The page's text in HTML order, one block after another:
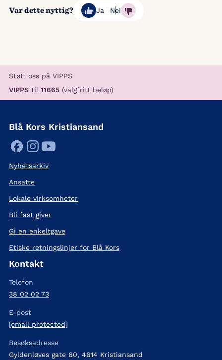
Var dette nyttig? Ja Nei
Støtt oss på VIPPS
VIPPS til 11665 (valgfritt beløp)
Blå Kors Kristiansand
Nyhetsarkiv
Ansatte
Lokale virksomheter
Bli fast giver
Gi en enkeltgave
Etiske retningslinjer for Blå Kors
Kontakt
Telefon
38 02 02 73
E-post
[email protected]
Besøksadresse
Gyldenløves gate 60, 4614 Kristiansand